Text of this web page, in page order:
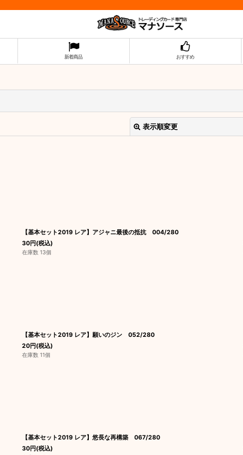
新着商品 おすすめ
表示順変更
【基本セット2019 レア】アジャニ最後の抵抗 004/280
30円(税込)
在庫数 13個
【基本セット2019 レア】願いのジン 052/280
20円(税込)
在庫数 11個
【基本セット2019 レア】悠長な再構築 067/280
30円(税込)